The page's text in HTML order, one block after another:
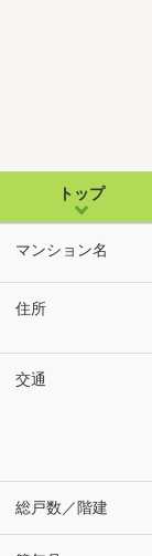
トップ
マンション名
住所
交通
総戸数／階建